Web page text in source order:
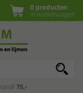
0 producten
in winkelwagen
vanaf75,-